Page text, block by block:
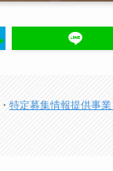
・ 特定募集情報提供事